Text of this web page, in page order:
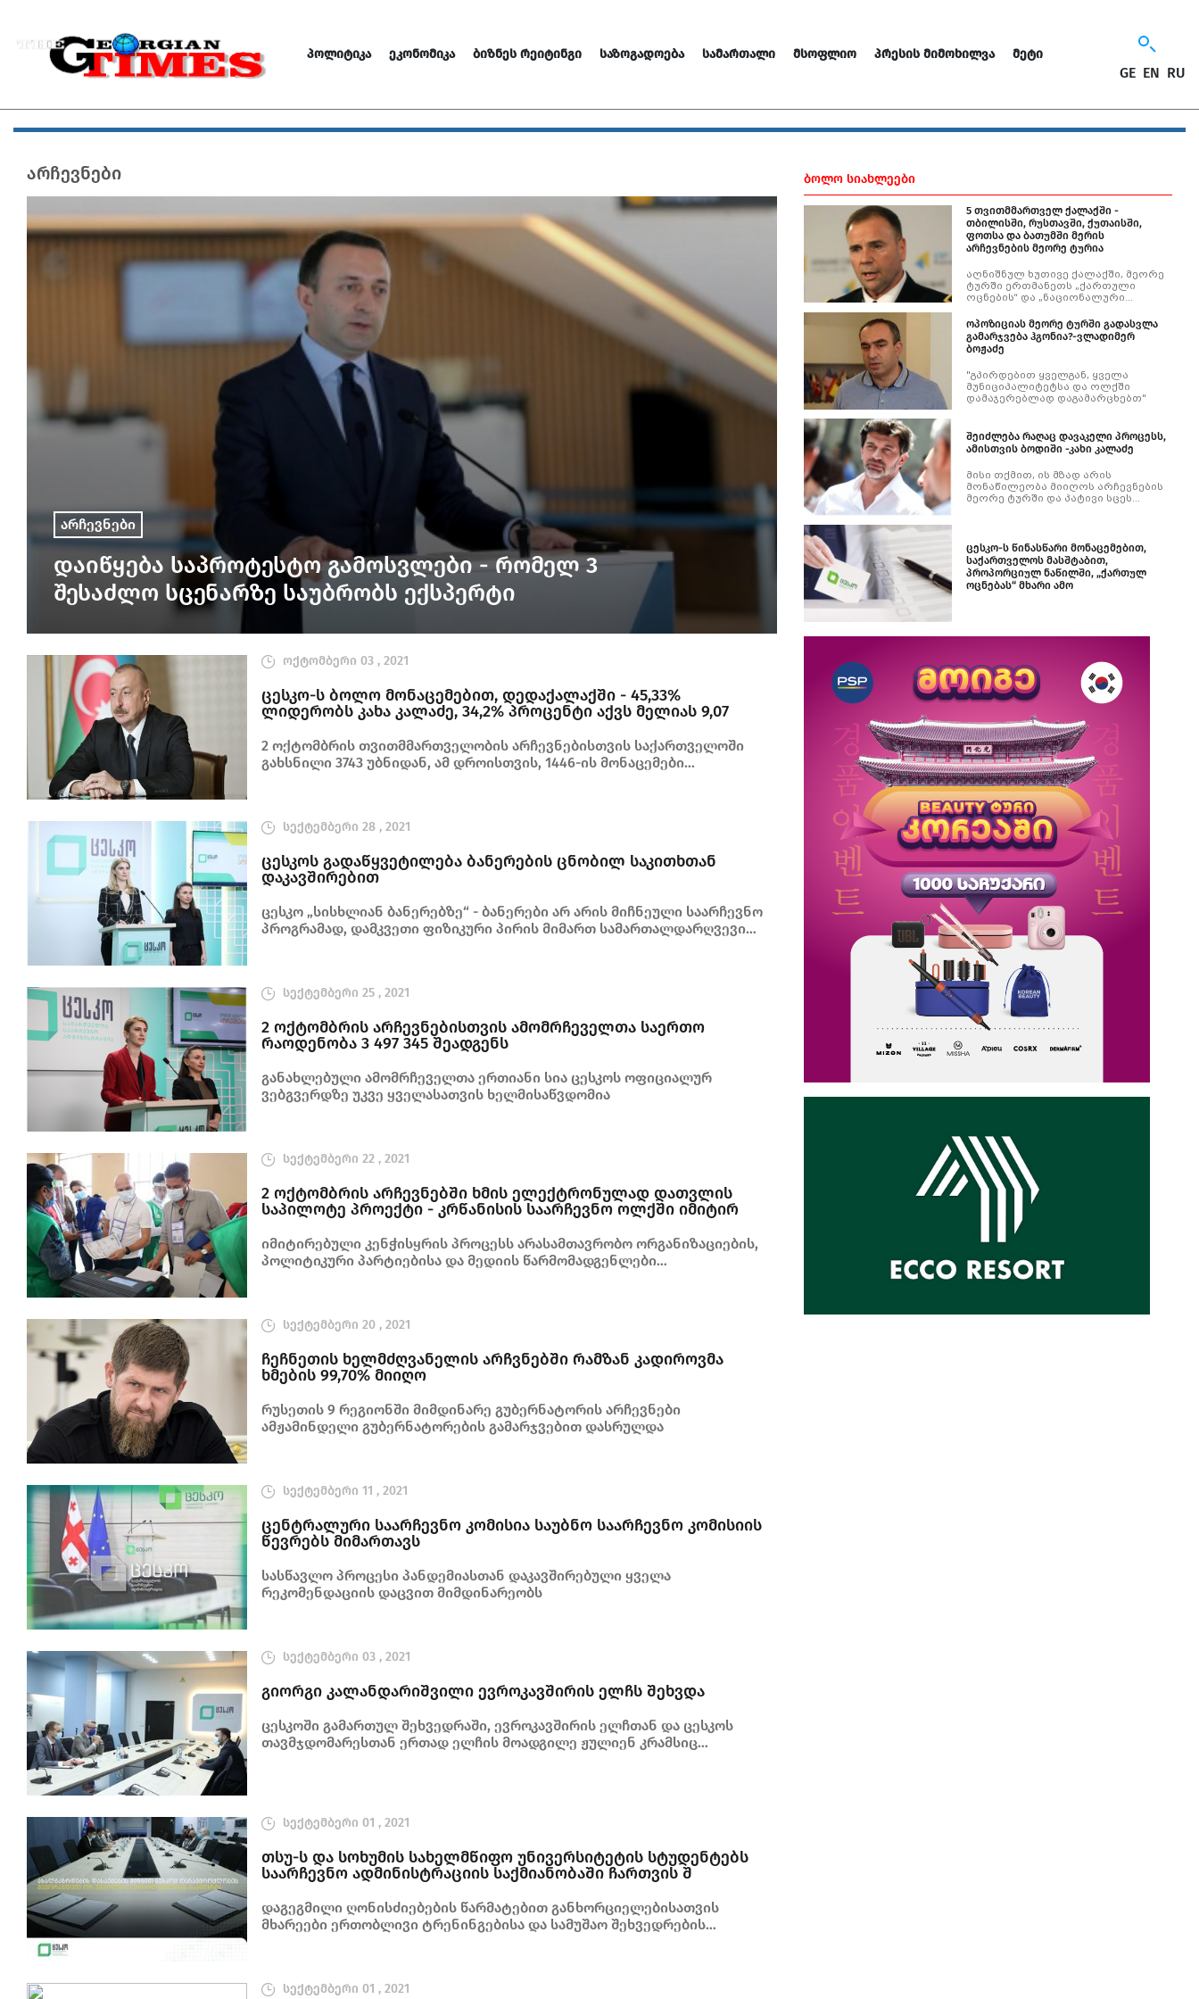
ᲞᲝᲚᲘᲢᲘᲙᲐ ᲔᲙᲝᲜᲝᲛᲘᲙᲐ ᲑᲘᲖᲜᲔᲡ ᲠᲔᲘᲢᲘᲜᲒᲘ ᲡᲐᲖᲝᲒᲐᲓᲝᲔᲑᲐ ᲡᲐᲛᲐᲠᲗᲐᲚᲘ ᲛᲡᲝᲤᲚᲘᲝ ᲞᲠᲔᲡᲘᲡ ᲛᲘᲛᲝᲮᲘᲚᲕᲐ ᲛᲔᲢᲘ
GE EN RU
არჩევნები
არჩევნები
დაიწყება საპროტესტო გამოსვლები - რომელ 3
შესაძლო სცენარზე საუბრობს ექსპერტი
ოქტომბერი 03 , 2021
ცესკო-ს ბოლო მონაცემებით, დედაქალაქში - 45,33%
ლიდერობს კახა კალაძე, 34,2% პროცენტი აქვს მელიას 9,07
2 ოქტომბრის თვითმმართველობის არჩევნებისთვის საქართველოში
გახსნილი 3743 უბნიდან, ამ დროისთვის, 1446-ის მონაცემები
სექტემბერი 28 , 2021
ცესკოს გადაწყვეტილება ბანერების ცნობილ საკითხთან
დაკავშირებით
ცესკო „სისხლიან ბანერებზე“ - ბანერები არ არის მიჩნეული საარჩევნო
პროგრამად, დამკვეთი ფიზიკური პირის მიმართ სამართალდარღვევის
სექტემბერი 25 , 2021
2 ოქტომბრის არჩევნებისთვის ამომრჩეველთა საერთო
რაოდენობა 3 497 345 შეადგენს
განახლებული ამომრჩეველთა ერთიანი სია ცესკოს ოფიციალურ
ვებგვერდზე უკვე ყველასათვის ხელმისაწვდომია
სექტემბერი 22 , 2021
2 ოქტომბრის არჩევნებში ხმის ელექტრონულად დათვლის
საპილოტე პროექტი - კრწანისის საარჩევნო ოლქში იმიტირ
იმიტირებული კენჭისყრის პროცესს არასამთავრობო ორგანიზაციების,
პოლიტიკური პარტიებისა და მედიის წარმომადგენლები
სექტემბერი 20 , 2021
ჩეჩნეთის ხელმძღვანელის არჩვნებში რამზან კადიროვმა
ხმების 99,70% მიიღო
რუსეთის 9 რეგიონში მიმდინარე გუბერნატორის არჩევნები
ამჟამინდელი გუბერნატორების გამარჯვებით დასრულდა
სექტემბერი 11 , 2021
ცენტრალური საარჩევნო კომისია საუბნო საარჩევნო კომისიის
წევრებს მიმართავს
სასწავლო პროცესი პანდემიასთან დაკავშირებული ყველა
რეკომენდაციის დაცვით მიმდინარეობს
სექტემბერი 03 , 2021
გიორგი კალანდარიშვილი ევროკავშირის ელჩს შეხვდა
ცესკოში გამართულ შეხვედრაში, ევროკავშირის ელჩთან და ცესკოს
თავმჯდომარესთან ერთად ელჩის მოადგილე ჟულიენ კრამსიც
სექტემბერი 01 , 2021
თსუ-ს და სოხუმის სახელმწიფო უნივერსიტეტის სტუდენტებს
საარჩევნო ადმინისტრაციის საქმიანობაში ჩართვის შ
დაგეგმილი ღონისძიებების წარმატებით განხორციელებისათვის
მხარეები ერთობლივი ტრენინგებისა და სამუშაო შეხვედრების
სექტემბერი 01 , 2021
ᲑᲝᲚᲝ ᲡᲘᲐᲮᲚᲔᲔᲑᲘ
5 თვითმმართველ ქალაქში -
თბილისში, რუსთავში, ქუთაისში,
ფოთსა და ბათუმში მერის
არჩევნების მეორე ტურია
აღნიშნულ ხუთივე ქალაქში, მეორე
ტურში ერთმანეთს „ქართული
ოცნების“ და „ნაციონალური
დაუპირისპირდებიან
ოპოზიციას მეორე ტურში გადასვლა
გამარჯვება ჰგონია?-ვლადიმერ
ბოჟაძე
"გპირდებით ყველგან, ყველა
მუნიციპალიტეტსა და ოლქში
დამაჯერებლად დაგამარცხებთ"
შეიძლება რაღაც დავაკელი პროცესს,
ამისთვის ბოდიში -კახი კალაძე
მისი თქმით, ის მზად არის
მონაწილეობა მიიღოს არჩევნების
მეორე ტურში და პატივი სცეს
ცესკო-ს წინასწარი მონაცემებით,
საქართველოს მასშტაბით,
პროპორციულ ნაწილში, „ქართულ
ოცნებას“ მხარი ამო